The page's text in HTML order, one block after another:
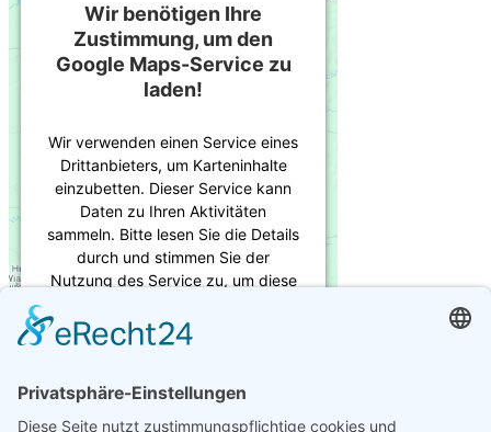
Wir benötigen Ihre
Zustimmung, um den
Google Maps-Service zu
laden!
Wir verwenden einen Service eines
Drittanbieters, um Karteninhalte
einzubetten. Dieser Service kann
Daten zu Ihren Aktivitäten
sammeln. Bitte lesen Sie die Details
durch und stimmen Sie der
Nutzung des Service zu, um diese
Impressum
Datenschutz